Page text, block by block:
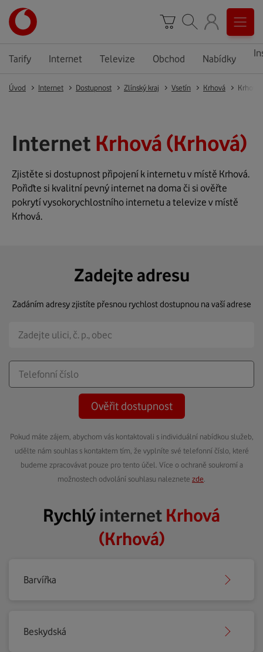
Tarify Internet Televize Obchod Nabídky
Úvod Internet Dostupnost Zlínský kraj Vsetín Krhová Krhová
Internet Krhová (Krhová)
Zjistěte si dostupnost připojení k internetu v místě Krhová.
Pořiďte si kvalitní pevný internet na doma či si ověřte
pokrytí vysokorychlostního internetu a televize v místě
Krhová.
Zadejte adresu
Zadáním adresy zjistíte přesnou rychlost dostupnou na vaší adrese
Ověřit dostupnost
Pokud máte zájem, abychom vás kontaktovali s individuální nabídkou služeb,
udělte nám souhlas s kontaktem tím, že vyplníte své telefonní číslo, které
budeme zpracovávat pouze pro tento účel. Více o ochraně soukromí a
možnostech odvolání souhlasu naleznete zde
Rychlýinternet Krhová
(Krhová)
Barvířka
Beskydská